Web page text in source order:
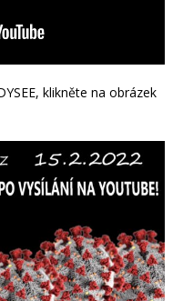
klikněte na obrázek